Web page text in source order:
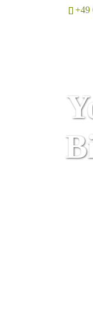
+49